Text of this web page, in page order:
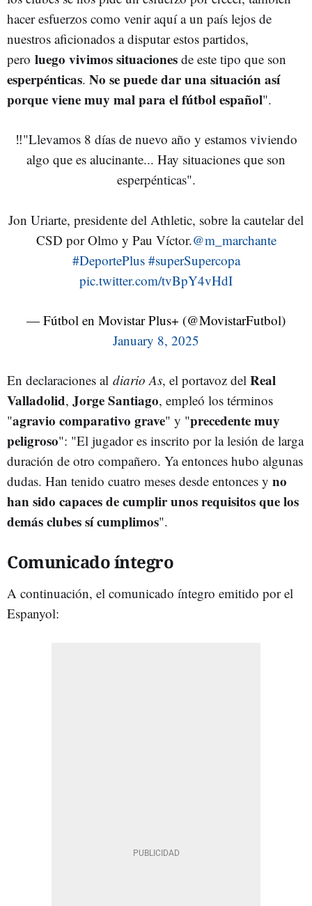
hacer esfuerzos como venir aquí a un país lejos de
nuestros aficionados a disputar estos partidos,
pero luego vivimos situaciones de este tipo que son
esperpénticas. No se puede dar una situación así
porque viene muy mal para el fútbol español".
‼️"Llevamos 8 días de nuevo año y estamos viviendo
algo que es alucinante... Hay situaciones que son
esperpénticas".
Jon Uriarte, presidente del Athletic, sobre la cautelar del
CSD por Olmo y Pau Víctor.@m_marchante
#DeportePlus #superSupercopa
pic.twitter.com/tvBpY4vHdI
— Fútbol en Movistar Plus+ (@MovistarFutbol)
January 8, 2025
En declaraciones al diario As, el portavoz del Real
Valladolid, Jorge Santiago, empleó los términos
"agravio comparativo grave" y "precedente muy
peligroso": "El jugador es inscrito por la lesión de larga
duración de otro compañero. Ya entonces hubo algunas
dudas. Han tenido cuatro meses desde entonces y no
han sido capaces de cumplir unos requisitos que los
demás clubes sí cumplimos".
Comunicado íntegro
A continuación, el comunicado íntegro emitido por el
Espanyol: